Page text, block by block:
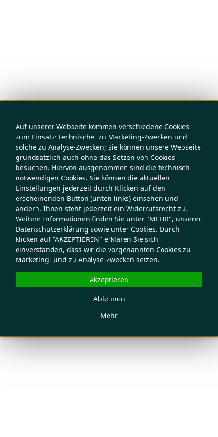
Auf unserer Webseite kommen verschiedene Cookies
zum Einsatz: technische, zu Marketing-Zwecken und
solche zu Analyse-Zwecken; Sie können unsere Webseite
grundsätzlich auch ohne das Setzen von Cookies
besuchen. Hiervon ausgenommen sind die technisch
notwendigen Cookies. Sie können die aktuellen
Einstellungen jederzeit durch Klicken auf den
erscheinenden Button (unten links) einsehen und
ändern. Ihnen steht jederzeit ein Widerrufsrecht zu.
Weitere Informationen finden Sie unter "MEHR", unserer
Datenschutzerklärung sowie unter Cookies. Durch
klicken auf "AKZEPTIEREN" erklären Sie sich
einverstanden, dass wir die vorgenannten Cookies zu
Marketing- und zu Analyse-Zwecken setzen.
Mehr
Ablehnen
Akzeptieren